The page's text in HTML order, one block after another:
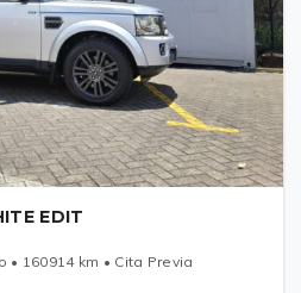
EDIT
160914 km • Cita Previa